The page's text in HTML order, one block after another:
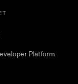
Platform